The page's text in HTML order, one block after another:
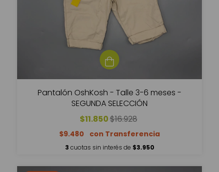
Pantalón OshKosh - Talle 3-6 meses -
SEGUNDA SELECCIÓN
$11.850$16.928
$9.480
3 cuotas sin interés de $3.950